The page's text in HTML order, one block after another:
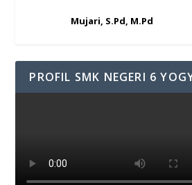
Mujari, S.Pd, M.Pd
PROFIL SMK NEGERI 6